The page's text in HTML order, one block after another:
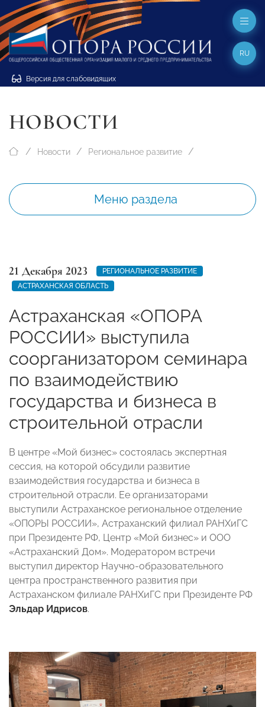
Версия для слабовидящих
RU
НОВОСТИ
Новости Региональное развитие
Меню раздела
21 Декабря 2023
РЕГИОНАЛЬНОЕ РАЗВИТИЕ
АСТРАХАНСКАЯ ОБЛАСТЬ
Астраханская «ОПОРА
РОССИИ» выступила
соорганизатором семинара
по взаимодействию
государства и бизнеса в
строительной отрасли
В центре «Мой бизнес» состоялась экспертная
сессия, на которой обсудили развитие
взаимодействия государства и бизнеса в
строительной отрасли. Ее организаторами
выступили Астраханское региональное отделение
«ОПОРЫ РОССИИ», Астраханский филиал РАНХиГС
при Президенте РФ, Центр «Мой бизнес» и ООО
«Астраханский Дом». Модератором встречи
выступил директор Научно-образовательного
центра пространственного развития при
Астраханском филиале РАНХиГС при Президенте РФ
Эльдар Идрисов.